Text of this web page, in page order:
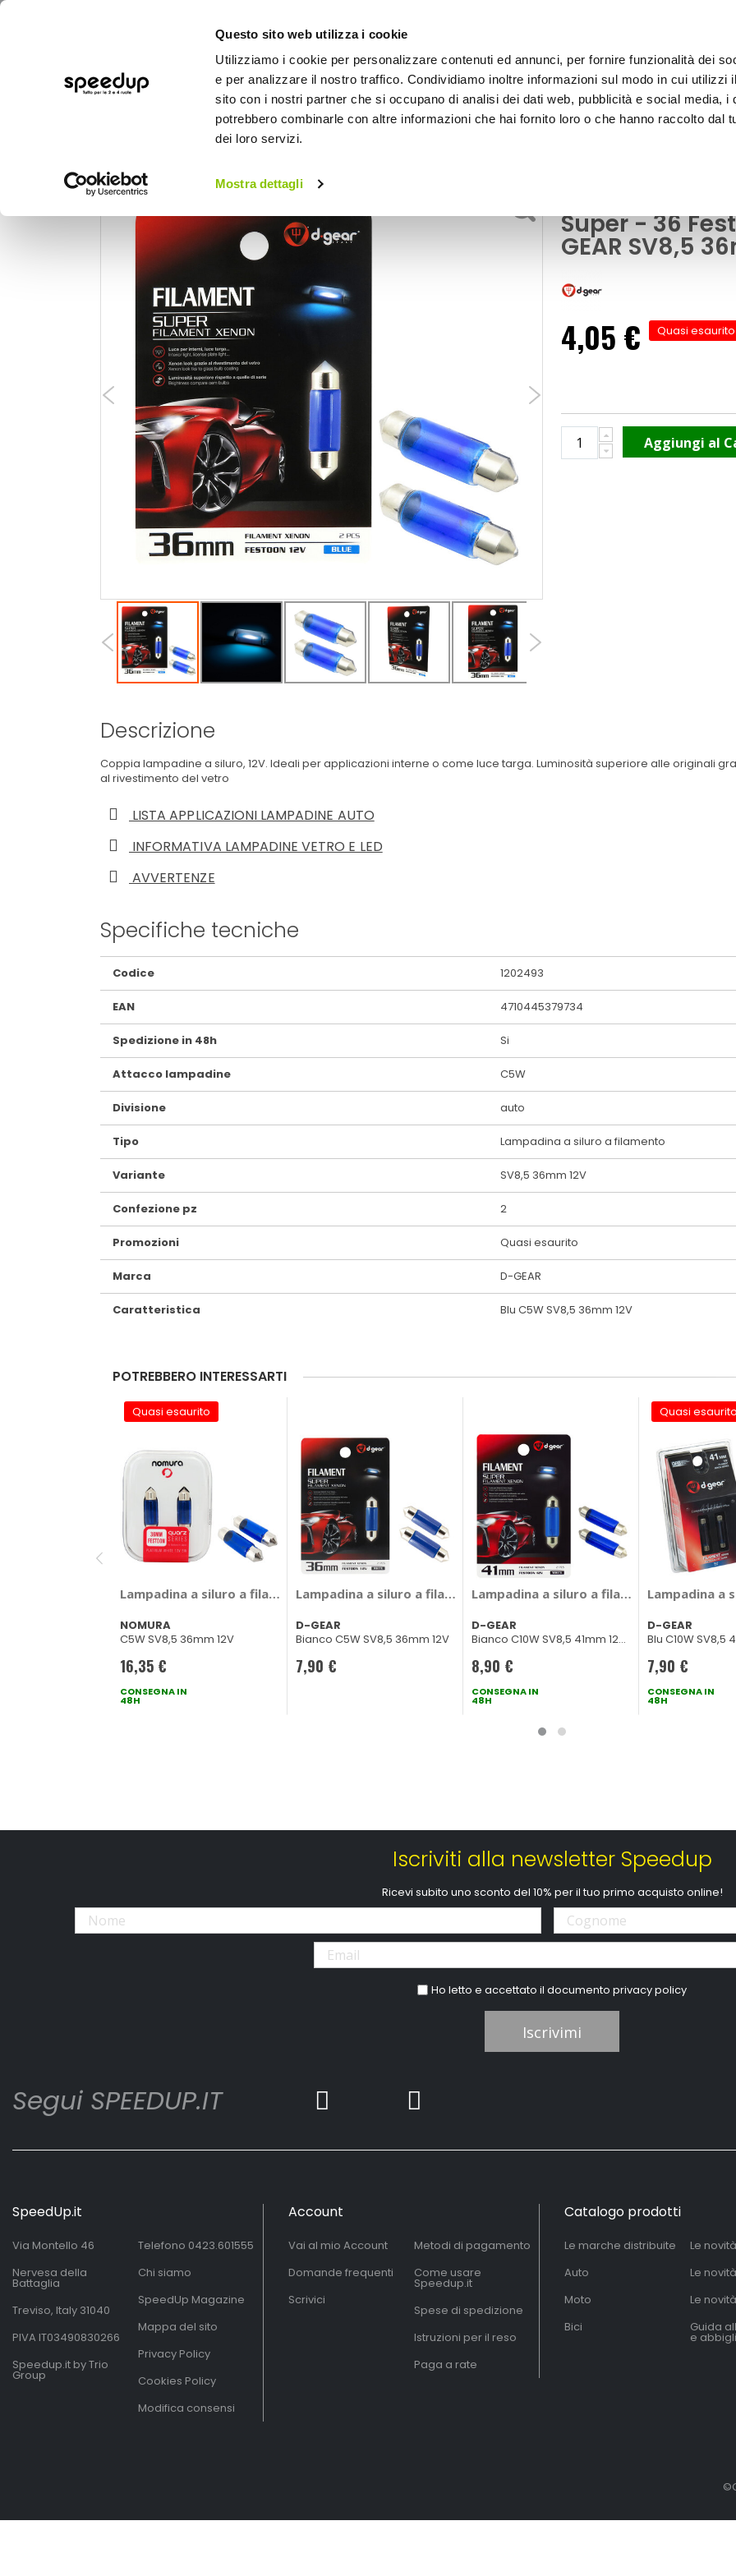
Questo sito web utilizza i cookie
Utilizziamo i cookie per personalizzare contenuti ed annunci, per fornire funzionalità dei
e per analizzare il nostro traffico. Condividiamo inoltre informazioni sul modo in cui utilizzi
sito con i nostri partner che si occupano di analisi dei dati web, pubblicità e social media, i
potrebbero combinarle con altre informazioni che hai fornito loro o che hanno raccolto dal
dei loro servizi.
Mostra dettagli
BICI OUTDOOR
Home
Super - 36
GEAR SV8,5
4,05 € Quasi esaurito
Aggiungi al
Descrizione
Coppia lampadine a siluro, 12V. Ideali per applicazioni interne o come luce targa. Luminosità superiore alle originali
al rivestimento del vetro
LISTA APPLICAZIONI LAMPADINE AUTO
INFORMATIVA LAMPADINE VETRO E LED
AVVERTENZE
Specifiche tecniche
Maggiori
Informazioni
Codice 1202493
EAN 4710445379734
Spedizione in 48h Si
Attacco lampadine C5W
Divisione auto
Tipo Lampadina a siluro a filamento
Variante SV8,5 36mm 12V
Confezione pz 2
Promozioni Quasi esaurito
Marca D-GEAR
Caratteristica Blu C5W SV8,5 36mm 12V
POTREBBERO INTERESSARTI
Quasi esaurito
Lampadina a siluro a filamento Quarz Festoon SV8,5 - NOMURA
NOMURA
C5W SV8,5 36mm 12V
16,35 €
CONSEGNA IN
48H
Lampadina a siluro a filamento Super - 36 Feston SV8,5 Lamp - D-GEAR
D-GEAR
Bianco C5W SV8,5 36mm 12V
7,90 €
Lampadina a siluro a filamento Super - 41
D-GEAR
Bianco C10W SV8,5 41mm 12V
8,90 €
CONSEGNA IN
48H
Quasi esaurito
Lampadina a
D-GEAR
Blu C10W SV8,5
7,90 €
CONSEGNA IN
48H
Iscriviti alla newsletter Speedup
Ricevi subito uno sconto del 10% per il tuo primo acquisto online!
Ho letto e accettato il documentoprivacy policy
Iscrivimi
Segui SPEEDUP.IT
SpeedUp.it
Via Montello 46
Nervesa della
Battaglia
Treviso, Italy 31040
PIVA IT03490830266
Speedup.it by Trio
Group
Telefono 0423.601555
Chi siamo
SpeedUp Magazine
Mappa del sito
Privacy Policy
Cookies Policy
Modifica consensi
Account
Vai al mio Account
Domande frequenti
Scrivici
Metodi di pagamento
Come usare
Speedup.it
Spese di spedizione
Istruzioni per il reso
Paga a rate
Catalogo prodotti
Le marche distribuite
Auto
Moto
Bici
Le
Le
Le
Guida
e